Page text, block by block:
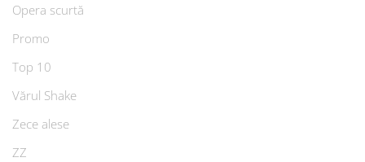
Opera scurtă
Promo
Top 10
Vărul Shake
Zece alese
ZZ